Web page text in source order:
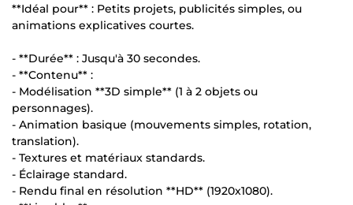
**Idéal pour** : Petits projets, publicités simples, ou
animations explicatives courtes.
- **Durée** : Jusqu'à 30 secondes.
- **Contenu** :
- Modélisation **3D simple** (1 à 2 objets ou
personnages).
- Animation basique (mouvements simples, rotation,
translation).
- Textures et matériaux standards.
- Éclairage standard.
- Rendu final en résolution **HD** (1920x1080).